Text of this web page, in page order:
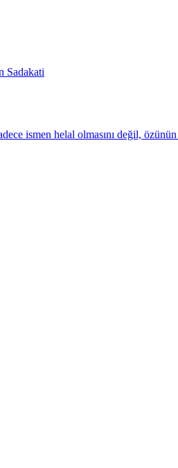
Sadakati
ismen helal olmasını değil,